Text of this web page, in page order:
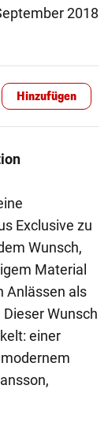
2018
Hinzufügen
Exclusive zu
Wunsch,
Material
Anlässen als
Wunsch
einer